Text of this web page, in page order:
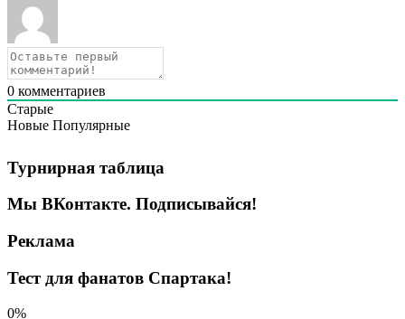
0 комментариев
Старые
Новые Популярные
Турнирная таблица
Мы ВКонтакте. Подписывайся!
Реклама
Тест для фанатов Спартака!
0%